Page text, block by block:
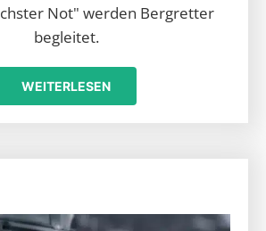
Not" werden Bergretter
begleitet.
WEITERLESEN